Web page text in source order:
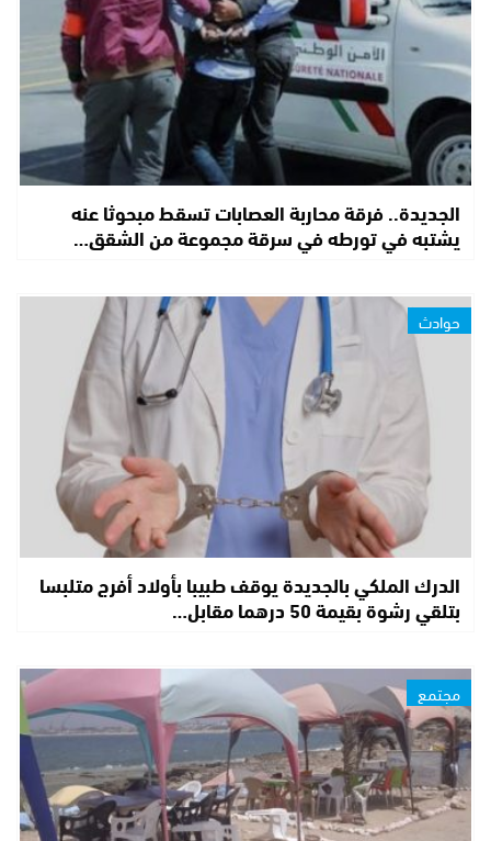
الجديدة.. فرقة محاربة العصابات تسقط مبحوثا عنه
يشتبه في تورطه في سرقة مجموعة من الشقق…
حوادث
الدرك الملكي بالجديدة يوقف طبيبا بأولاد أفرج متلبسا
بتلقي رشوة بقيمة 50 درهما مقابل…
مجتمع